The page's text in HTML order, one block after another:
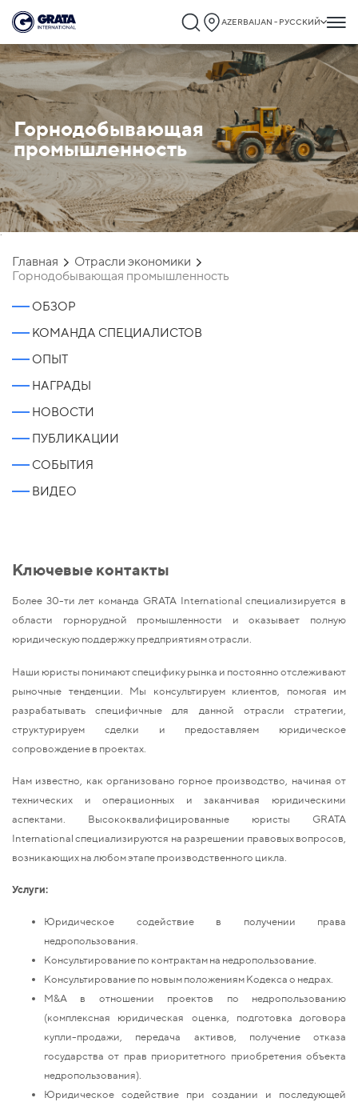
AZERBAIJAN - РУССКИЙ
Горнодобывающая
промышленность
`
Главная
Отрасли экономики
Горнодобывающая промышленность
ОБЗОР
КОМАНДА СПЕЦИАЛИСТОВ
ОПЫТ
НАГРАДЫ
НОВОСТИ
ПУБЛИКАЦИИ
СОБЫТИЯ
ВИДЕО
Ключевые контакты
Более 30-ти лет команда GRATA International специализируется в
области горнорудной промышленности и оказывает полную
юридическую поддержку предприятиям отрасли.
Наши юристы понимают специфику рынка и постоянно отслеживают
рыночные тенденции. Мы консультируем клиентов, помогая им
разрабатывать специфичные для данной отрасли стратегии,
структурируем сделки и предоставляем юридическое
сопровождение в проектах.
Нам известно, как организовано горное производство, начиная от
технических и операционных и заканчивая юридическими
аспектами. Высококвалифицированные юристы GRATA
International специализируются на разрешении правовых вопросов,
возникающих на любом этапе производственного цикла.
Услуги:
Юридическое содействие в получении права
недропользования.
Консультирование по контрактам на недропользование.
Консультирование по новым положениям Кодекса о недрах.
M&A в отношении проектов по недропользованию
(комплексная юридическая оценка, подготовка договора
купли-продажи, передача активов, получение отказа
государства от прав приоритетного приобретения объекта
недропользования).
Юридическое содействие при создании и последующей